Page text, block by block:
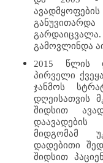
გამოვლინდა
2015 წლის
პირველი
ჯანმოს
დღეისათვის
შიდსით
დაავადების
მიდგომამ
დადებითი
შიდსით